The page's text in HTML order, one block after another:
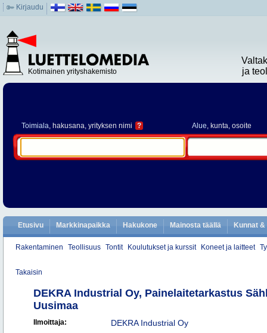
Kirjaudu
Kotimainen yrityshakemisto
ja
Toimiala, hakusana, yrityksen nimi ? Alue, kunta, osoite
Etusivu Markkinapaikka Hakukone Mainosta täällä Kunnat
Rakentaminen Teollisuus Tontit Koulutukset ja kurssit Koneet ja laitteet
Takaisin
DEKRA Industrial Oy, Painelaitetarkastus
Uusimaa
Ilmoittaja: DEKRA Industrial Oy